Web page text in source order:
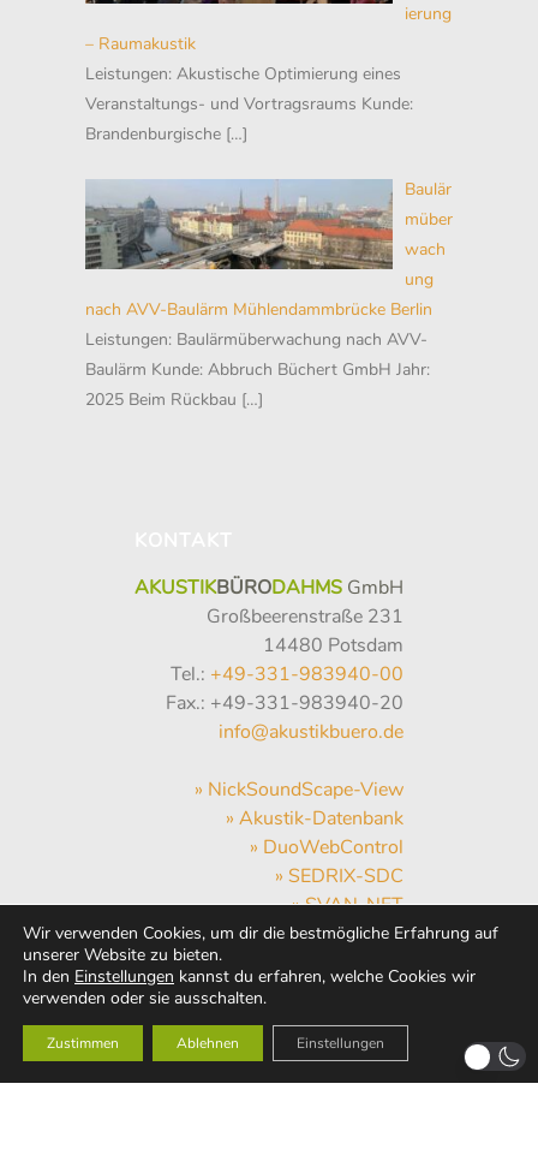
ierung
– Raumakustik
Leistungen: Akustische Optimierung eines
Veranstaltungs- und Vortragsraums Kunde:
Brandenburgische […]
Baulär
müber
wach
ung
nach AVV-Baulärm Mühlendammbrücke Berlin
Leistungen: Baulärmüberwachung nach AVV-
Baulärm Kunde: Abbruch Büchert GmbH Jahr:
2025 Beim Rückbau […]
AKUSTIKBÜRODAHMS GmbH
Großbeerenstraße 231
14480 Potsdam
Tel.: +49-331-983940-00
Fax.: +49-331-983940-20
info@akustikbuero.de
» NickSoundScape-View
» Akustik-Datenbank
» DuoWebControl
» SEDRIX-SDC
» SVAN-NET
» Hum-Hub
» Wetter
Wir verwenden Cookies, um dir die bestmögliche Erfahrung auf
unserer Website zu bieten.
In den Einstellungen kannst du erfahren, welche Cookies wir
verwenden oder sie ausschalten.
Zustimmen Ablehnen Einstellungen